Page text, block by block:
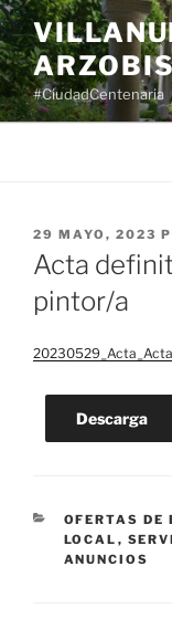
Saltar
al
contenido
#CiudadCentenaria
PUBLICADO
EL
29 MAYO, 2023
Acta
pintor/a
Descarga
CATEGORÍAS
OFERTAS DE
LOCAL ,
ANUNCIOS